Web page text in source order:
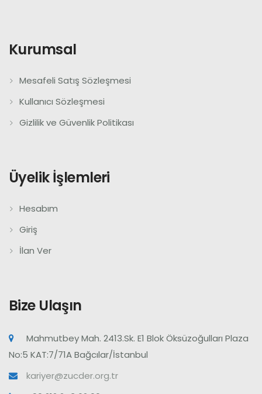
Kurumsal
Mesafeli Satış Sözleşmesi
Kullanıcı Sözleşmesi
Gizlilik ve Güvenlik Politikası
Üyelik İşlemleri
Hesabım
Giriş
İlan Ver
Bize Ulaşın
Mahmutbey Mah. 2413.Sk. E1 Blok Öksüzoğulları Plaza
No:5 KAT:7/71A Bağcılar/İstanbul
kariyer@zucder.org.tr